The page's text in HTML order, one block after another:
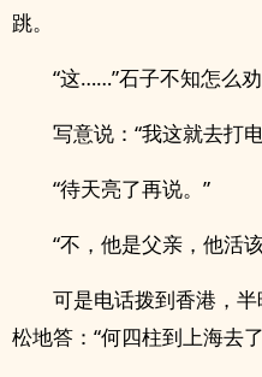
跳。
“这……”石子不知怎么劝
写意说：“我这就去打
“待天亮了再说。”
“不，他是父亲，他活
可是电话拨到香港，
松地答：“何四柱到上海去